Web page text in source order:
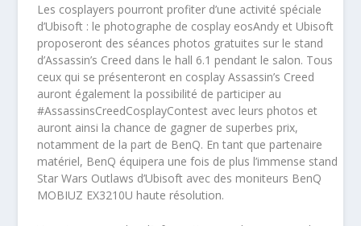
Les cosplayers pourront profiter d’une activité spéciale
d’Ubisoft : le photographe de cosplay eosAndy et Ubisoft
proposeront des séances photos gratuites sur le stand
d’Assassin’s Creed dans le hall 6.1 pendant le salon. Tous
ceux qui se présenteront en cosplay Assassin’s Creed
auront également la possibilité de participer au
#AssassinsCreedCosplayContest avec leurs photos et
auront ainsi la chance de gagner de superbes prix,
notamment de la part de BenQ. En tant que partenaire
matériel, BenQ équipera une fois de plus l’immense stand
Star Wars Outlaws d’Ubisoft avec des moniteurs BenQ
MOBIUZ EX3210U haute résolution.